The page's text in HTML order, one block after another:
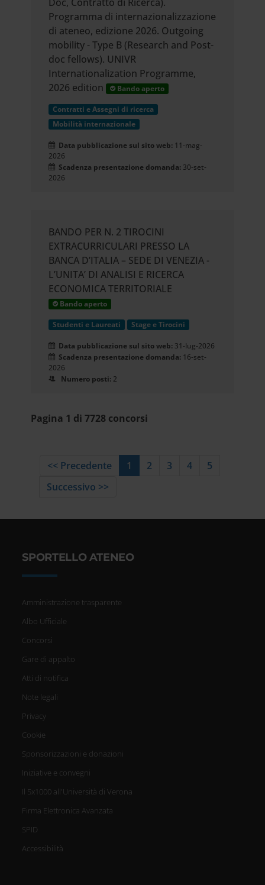
Programma di internazionalizzazione
di ateneo, edizione 2026. Outgoing
mobility - Type B (Research and Post-
doc fellows). UNIVR
Internationalization Programme,
2026 edition
Bando aperto
Contratti e Assegni di ricerca
Mobilità internazionale
Data pubblicazione sul sito web: 11-mag-
2026
Scadenza presentazione domanda: 30-set-
2026
BANDO PER N. 2 TIROCINI
EXTRACURRICULARI PRESSO LA
BANCA D’ITALIA – SEDE DI VENEZIA -
L’UNITA’ DI ANALISI E RICERCA
ECONOMICA TERRITORIALE
Bando aperto
Studenti e Laureati Stage e Tirocini
Data pubblicazione sul sito web: 31-lug-2026
Scadenza presentazione domanda: 16-set-
2026
Numero posti: 2
Pagina 1 di 7728 concorsi
<< Precedente 1 2 3 4
5
Successivo >>
SPORTELLO ATENEO
Amministrazione trasparente
Albo Ufficiale
Concorsi
Gare di appalto
Atti di notifica
Note legali
Privacy
Cookie
Sponsorizzazioni e donazioni
Iniziative e convegni
Il 5x1000 all'Università di Verona
Firma Elettronica Avanzata
SPID
Accessibilità